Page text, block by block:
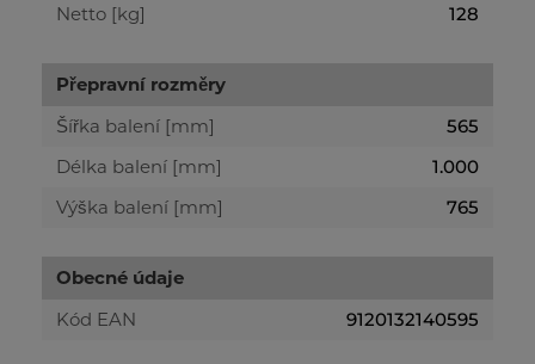
Netto [kg]
128
Přepravní rozměry
Šířka balení [mm]
565
Délka balení [mm]
1.000
Výška balení [mm]
765
Obecné údaje
Kód EAN
9120132140595